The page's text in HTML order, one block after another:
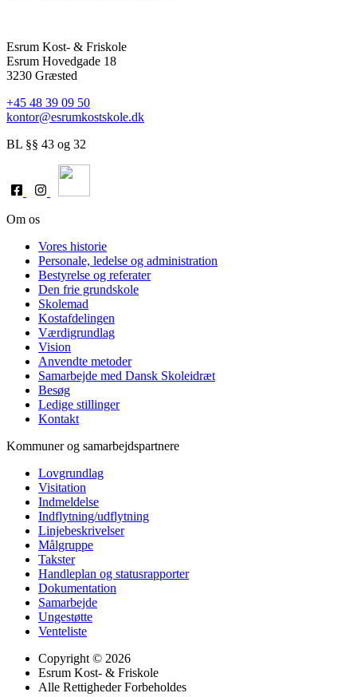
Esrum Kost- & Friskole
Esrum Hovedgade 18
3230 Græsted
+45 48 39 09 50
kontor@esrumkostskole.dk
BL §§ 43 og 32
Om os
Vores historie
Personale, ledelse og administration
Bestyrelse og referater
Den frie grundskole
Skolemad
Kostafdelingen
Værdigrundlag
Vision
Anvendte metoder
Samarbejde med Dansk Skoleidræt
Besøg
Ledige stillinger
Kontakt
Kommuner og samarbejdspartnere
Lovgrundlag
Visitation
Indmeldelse
Indflytning/udflytning
Linjebeskrivelser
Målgruppe
Takster
Handleplan og statusrapporter
Dokumentation
Samarbejde
Ungestøtte
Venteliste
Copyright © 2026
Esrum Kost- & Friskole
Alle Rettigheder Forbeholdes